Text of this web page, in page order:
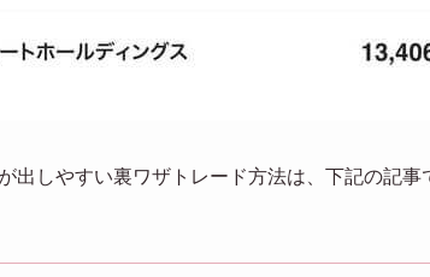
出しやすい裏ワザトレード方法は、下記の記事